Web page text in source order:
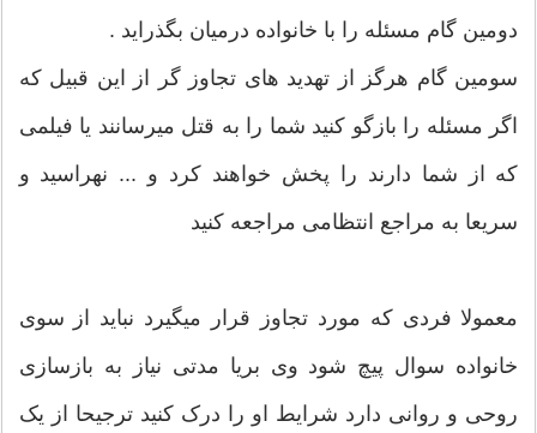
دومین گام مسئله را با خانواده درمیان بگذراید .
سومین گام هرگز از تهدید های تجاوز گر از این قبیل که
اگر مسئله را بازگو کنید شما را به قتل میرسانند یا فیلمی
که از شما دارند را پخش خواهند کرد و ... نهراسید و
سریعا به مراجع انتظامی مراجعه کنید
معمولا فردی که مورد تجاوز قرار میگیرد نباید از سوی
خانواده سوال پیچ شود وی بریا مدتی نیاز به بازسازی
روحی و روانی دارد شرایط او را درک کنید ترجیحا از یک